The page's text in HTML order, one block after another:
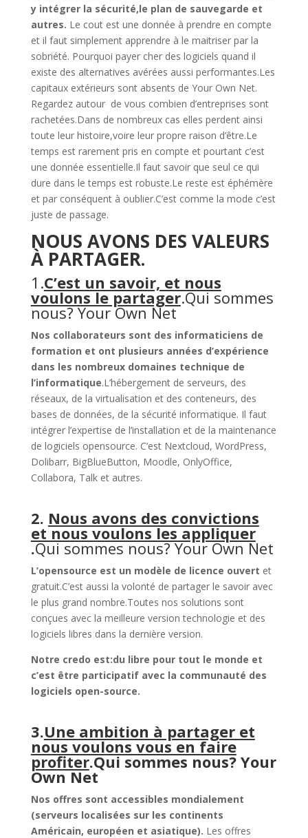
y intégrer la sécurité,le plan de sauvegarde et
autres. Le cout est une donnée à prendre en compte
et il faut simplement apprendre à le maitriser par la
sobriété. Pourquoi payer cher des logiciels quand il
existe des alternatives avérées aussi performantes.Les
capitaux extérieurs sont absents de Your Own Net.
Regardez autour de vous combien d’entreprises sont
rachetées.Dans de nombreux cas elles perdent ainsi
toute leur histoire,voire leur propre raison d’être.Le
temps est rarement pris en compte et pourtant c’est
une donnée essentielle.Il faut savoir que seul ce qui
dure dans le temps est robuste.Le reste est éphémère
et par conséquent à oublier.C’est comme la mode c’est
juste de passage.
NOUS AVONS DES VALEURS
À PARTAGER.
1.C’est un savoir, et nous
voulons le partager.Qui sommes
nous? Your Own Net
Nos collaborateurs sont des informaticiens de
formation et ont plusieurs années d’expérience
dans les nombreux domaines technique de
l’informatique.L’hébergement de serveurs, des
réseaux, de la virtualisation et des conteneurs, des
bases de données, de la sécurité informatique. Il faut
intégrer l’expertise de l’installation et de la maintenance
de logiciels opensource. C’est Nextcloud, WordPress,
Dolibarr, BigBlueButton, Moodle, OnlyOffice,
Collabora, Talk et autres.
2. Nous avons des convictions
et nous voulons les appliquer
.Qui sommes nous? Your Own Net
L’opensource est un modèle de licence ouvert et
gratuit.C’est aussi la volonté de partager le savoir avec
le plus grand nombre.Toutes nos solutions sont
conçues avec la meilleure version technologie et des
logiciels libres dans la dernière version.
Notre credo est:du libre pour tout le monde et
c’est être participatif avec la communauté des
logiciels open-source.
3.Une ambition à partager et
nous voulons vous en faire
profiter.Qui sommes nous? Your
Own Net
Nos offres sont accessibles mondialement
(serveurs localisées sur les continents
Américain, européen et asiatique). Les offres